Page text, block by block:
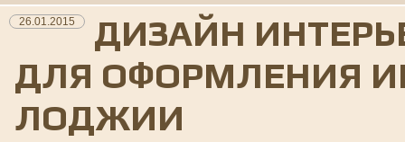
26.01.2015
ДИЗАЙН
ДЛЯ ОФОРМЛЕНИЯ
ЛОДЖИИ